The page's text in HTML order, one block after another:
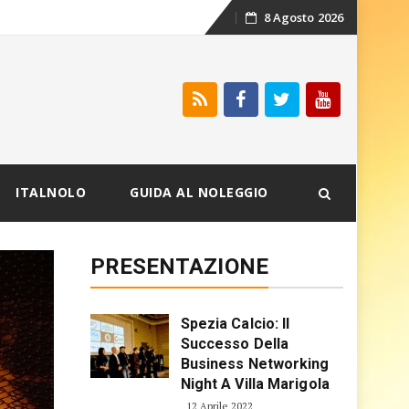
Skip
content
8 Agosto 2026
ITALNOLO GUIDA AL NOLEGGIO
PRESENTAZIONE
Spezia Calcio: Il
Successo Della
Business Networking
Night A Villa Marigola
12 Aprile 2022